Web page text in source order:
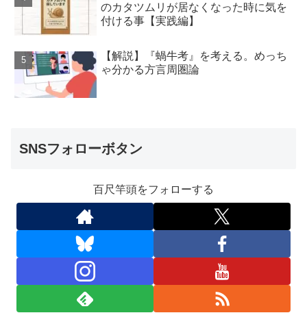
のカタツムリが居なくなった時に気を
付ける事【実践編】
【解説】『蝸牛考』を考える。めっち
ゃ分かる方言周圏論
SNSフォローボタン
百尺竿頭をフォローする